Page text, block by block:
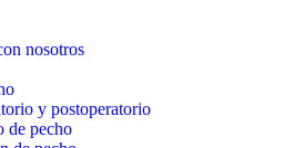
nosotros
y postoperatorio
de pecho